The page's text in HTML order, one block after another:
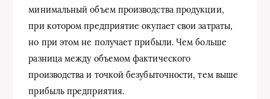
минимальный объем производства продукции,
при котором предприятие окупает свои затраты,
но при этом не получает прибыли. Чем больше
разница между объемом фактического
производства и точкой безубыточности, тем выше
прибыль предприятия.